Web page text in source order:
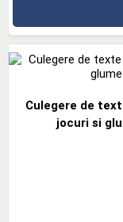
Culegere de
jocuri si